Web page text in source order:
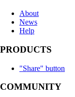
About
News
Help
PRODUCTS
"Share" button
COMMUNITY